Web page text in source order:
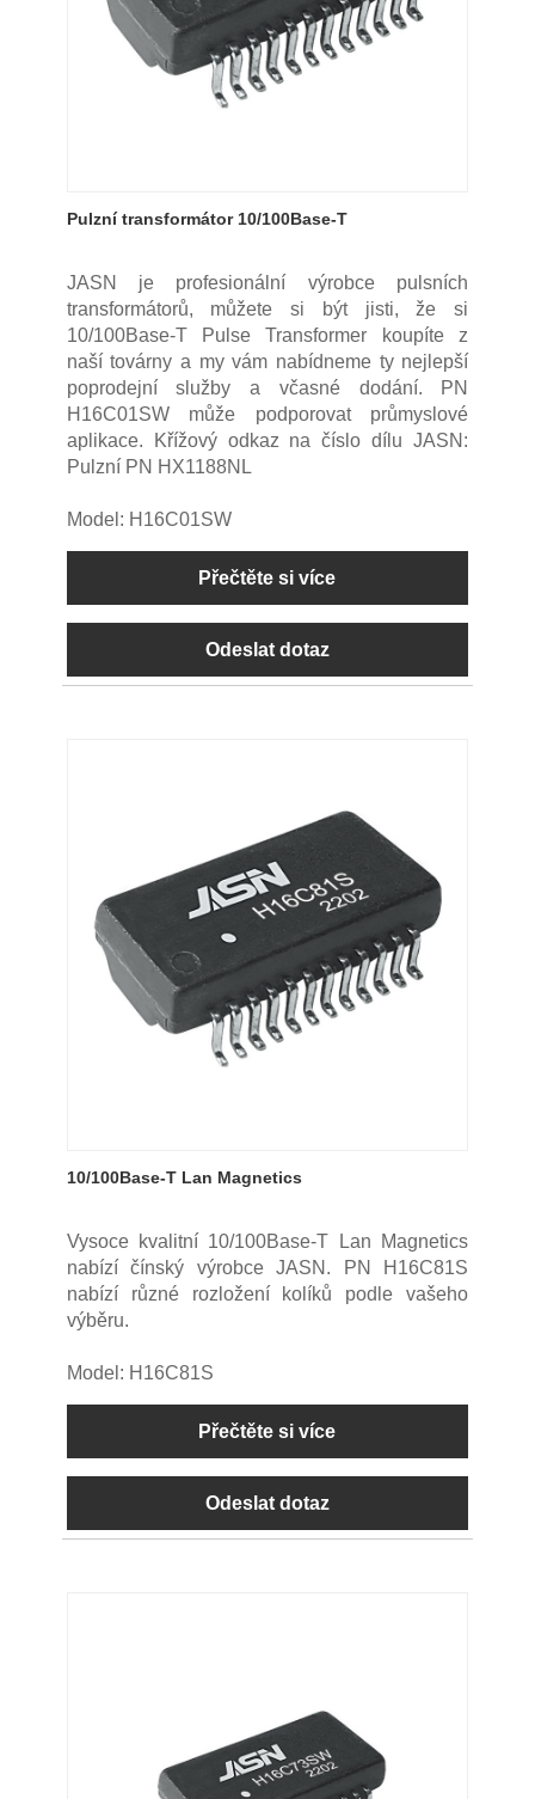
Pulzní transformátor 10/100Base-T
JASN je profesionální výrobce pulsních
transformátorů, můžete si být jisti, že si
10/100Base-T Pulse Transformer koupíte z
naší továrny a my vám nabídneme ty nejlepší
poprodejní služby a včasné dodání. PN
H16C01SW může podporovat průmyslové
aplikace. Křížový odkaz na číslo dílu JASN:
Pulzní PN HX1188NL
Model: H16C01SW
Přečtěte si více
Odeslat dotaz
10/100Base-T Lan Magnetics
Vysoce kvalitní 10/100Base-T Lan Magnetics
nabízí čínský výrobce JASN. PN H16C81S
nabízí různé rozložení kolíků podle vašeho
výběru.
Model: H16C81S
Přečtěte si více
Odeslat dotaz